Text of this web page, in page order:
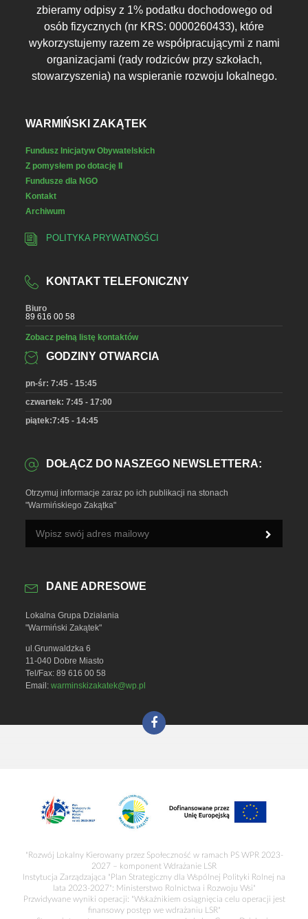
zbieramy odpisy z 1% podatku dochodowego od
osób fizycznych (nr KRS: 0000260433), które
wykorzystujemy razem ze współpracującymi z nami
organizacjami (rady rodziców przy szkołach,
stowarzyszenia) na wspieranie rozwoju lokalnego.
WARMIŃSKI ZAKĄTEK
Fundusz Inicjatyw Obywatelskich
Z pomysłem po dotację II
Fundusze dla NGO
Kontakt
Archiwum
POLITYKA PRYWATNOŚCI
KONTAKT TELEFONICZNY
Biuro
89 616 00 58
Zobacz pełną listę kontaktów
GODZINY OTWARCIA
pn-śr: 7:45 - 15:45
czwartek: 7:45 - 17:00
piątek:7:45 - 14:45
DOŁĄCZ DO NASZEGO NEWSLETTERA:
Otrzymuj informacje zaraz po ich publikacji na stonach
"Warmińskiego Zakątka"
DANE ADRESOWE
Lokalna Grupa Działania
"Warmiński Zakątek"
ul.Grunwaldzka 6
11-040 Dobre Miasto
Tel/Fax: 89 616 00 58
Email:warminskizakatek@wp.pl
"Rozwój Lokalny Kierowany przez Społeczność w ramach PS WPR 2023-
2027 – komponent Wdrażanie LSR
Instytucja Zarządzająca "Plan Strategiczny dla Wspólnej Polityki Rolnej na
lata 2023-2027": Ministerstwo Rolnictwa i Rozwoju Wsi"
Przwidywane wyniki operacji: "Wskaźnikiem osiągnięcia celu operacji jest
finansowy postęp we wdrażaniu LSR"